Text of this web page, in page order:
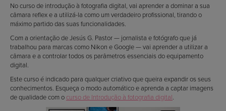
No curso de introdução à fotografia digital, vai aprender a dominar a sua
câmara reflex e a utilizá-la como um verdadeiro profissional, tirando o
máximo partido das suas funcionalidades.
Com a orientação de Jesús G. Pastor — jornalista e fotógrafo que já
trabalhou para marcas como Nikon e Google — vai aprender a utilizar a
câmara e a controlar todos os parâmetros essenciais do equipamento
digital.
Este curso é indicado para qualquer criativo que queira expandir os seus
conhecimentos. Esqueça o modo automático e aprenda a captar imagens
de qualidade com o curso de Introdução à fotografia digital.